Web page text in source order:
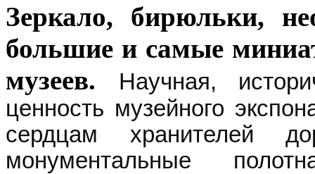
Зеркало, бирюльки,
большие и самые
музеев.
Научная,
ценность музейного
сердцам хранителей
монументальные